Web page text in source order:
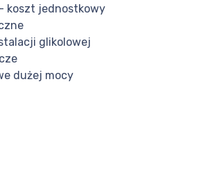
koszt jednostkowy
glikolowej
dużej mocy